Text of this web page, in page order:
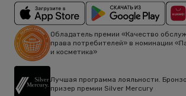
Обладатель премии «Качество
права потребителей» в номинации
и косметика»
Лучшая программа лояльности.
призер премии Silver Mercury